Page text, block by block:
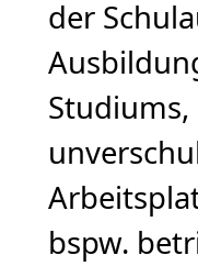
der
Studiums,
bspw.